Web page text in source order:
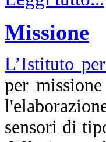
Missione
L’Istituto
per
sensori di